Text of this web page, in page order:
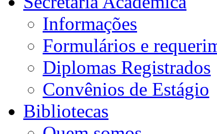
Informações
Formulários e
Diplomas Registrados
Convênios de Estágio
Bibliotecas